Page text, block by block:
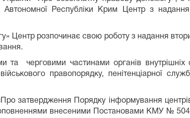
Автономної Республіки Крим Центр з надання
Центр розпочинає свою роботу з надання
та
черговими частинами органів
правопорядку, пенітенціарної
затвердження Порядку інформування
внесеними Постановами КМУ №